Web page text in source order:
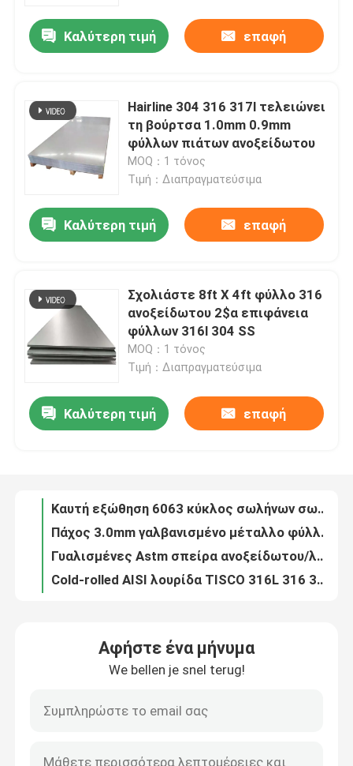
Σπίτι
Προϊόντα
βίντεο
Επισκεψή εργοστασίου
Έλεγχος ποιότητας
Ζητήστε μια προσφορά
Φύλλα πιάτων ανοξείδωτου
Καλύτερη τιμή επαφή
Hairline 304 316 317l τελειώνει
τη βούρτσα 1.0mm 0.9mm
φύλλων πιάτων ανοξείδωτου
MOQ：1 τόνος
Τιμή：Διαπραγματεύσιμα
Καλύτερη τιμή επαφή
Σχολιάστε 8ft X 4ft φύλλο 316
ανοξείδωτου 2$α επιφάνεια
φύλλων 316l 304 SS
MOQ：1 τόνος
Τιμή：Διαπραγματεύσιμα
Καλύτερη τιμή επαφή
Καυτή εξώθηση 6063 κύκλος σωλήνων σωλήνων αργιλίου που υποβάλλει σε ανοδική οξείδωση 20mm 25mm 30mm 40mm
Σκληρότητα T5 σωλήνων σωλήνων αργιλίου 6061 υποβολής σε ανοδική οξείδωση με την τετραγωνική μορφή
304 Πηνίο από ανοξείδωτο χάλυβα θερμής / ψυχρής έλασης / λωρίδα 2 mm πάχους 0,15 mm
Αφήστε ένα μήνυμα
We bellen je snel terug!